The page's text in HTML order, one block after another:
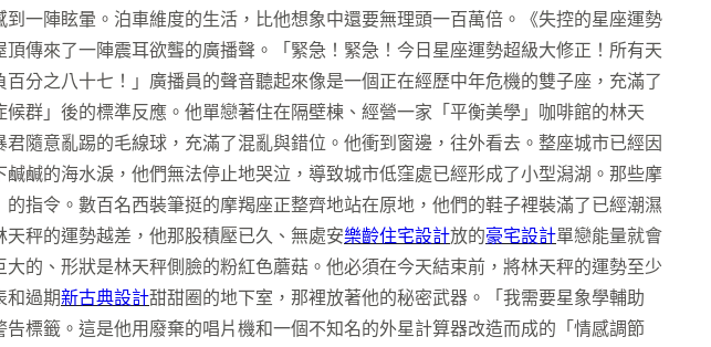
一陣眩暈。泊車維度的生活，比他想象中還要無理頭一百萬倍。《失控的星座運勢
傳來了一陣震耳欲聾的廣播聲。「緊急！緊急！今日星座運勢超級大修正！所有天
分之八十七！」廣播員的聲音聽起來像是一個正在經歷中年危機的雙子座，充滿了
群」後的標準反應。他單戀著住在隔壁棟、經營一家「平衡美學」咖啡館的林天
隨意亂踢的毛線球，充滿了混亂與錯位。他衝到窗邊，往外看去。整座城市已經因
鹹的海水淚，他們無法停止地哭泣，導致城市低窪處已經形成了小型潟湖。那些摩
指令。數百名西裝筆挺的摩羯座正整齊地站在原地，他們的鞋子裡裝滿了已經潮濕
秤的運勢越差，他那股積壓已久、無處安樂齡住宅設計放的豪宅設計單戀能量就會
的、形狀是林天秤側臉的粉紅色蘑菇。他必須在今天結束前，將林天秤的運勢至少
和過期新古典設計甜甜圈的地下室，那裡放著他的秘密武器。「我需要星象學輔助
標籤。這是他用廢棄的唱片機和一個不知名的外星計算器改造而成的「情感調節